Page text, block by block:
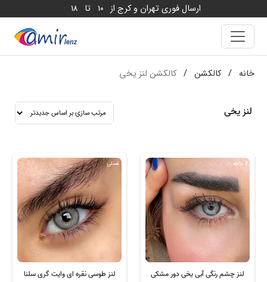
ارسال فوری تهران و کرج از 10 تا 18
خانه / کالکشن / کالکشن لنز یخی
لنز یخی
لنز چشم رنگی آبی یخی دور مشکی
6 ماهه
لنز طوسی نقره ای وایت گری سلنا
فصلی